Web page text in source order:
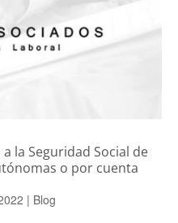
la Seguridad Social de
o por cuenta
| Blog